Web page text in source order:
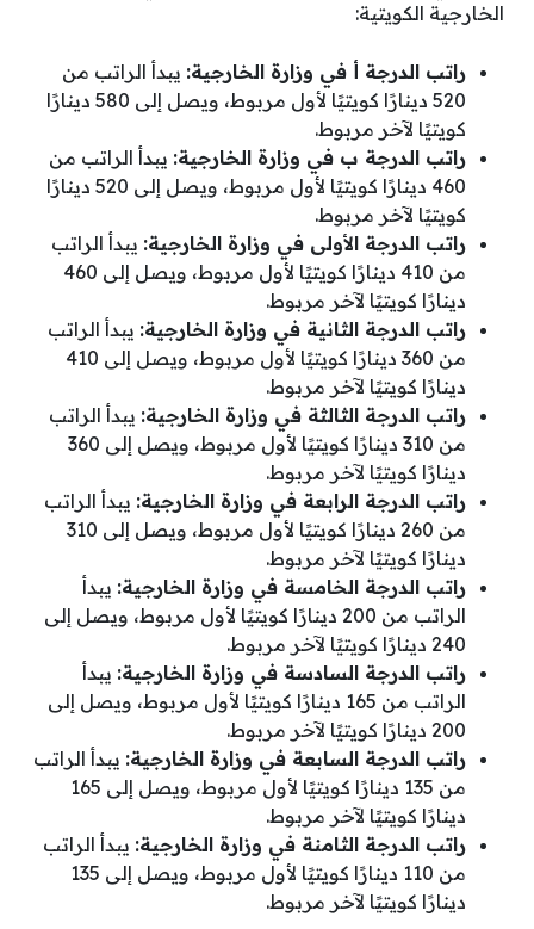
الخارجية الكويتية:
راتب الدرجة أ في وزارة الخارجية: يبدأ الراتب من
520 دينارًا كويتيًا لأول مربوط، ويصل إلى 580 دينارًا
كويتيًا لآخر مربوط.
راتب الدرجة ب في وزارة الخارجية: يبدأ الراتب من
460 دينارًا كويتيًا لأول مربوط، ويصل إلى 520 دينارًا
كويتيًا لآخر مربوط.
راتب الدرجة الأولى في وزارة الخارجية: يبدأ الراتب
من 410 دينارًا كويتيًا لأول مربوط، ويصل إلى 460
دينارًا كويتيًا لآخر مربوط.
راتب الدرجة الثانية في وزارة الخارجية: يبدأ الراتب
من 360 دينارًا كويتيًا لأول مربوط، ويصل إلى 410
دينارًا كويتيًا لآخر مربوط.
راتب الدرجة الثالثة في وزارة الخارجية: يبدأ الراتب
من 310 دينارًا كويتيًا لأول مربوط، ويصل إلى 360
دينارًا كويتيًا لآخر مربوط.
راتب الدرجة الرابعة في وزارة الخارجية: يبدأ الراتب
من 260 دينارًا كويتيًا لأول مربوط، ويصل إلى 310
دينارًا كويتيًا لآخر مربوط.
راتب الدرجة الخامسة في وزارة الخارجية: يبدأ
الراتب من 200 دينارًا كويتيًا لأول مربوط، ويصل إلى
240 دينارًا كويتيًا لآخر مربوط.
راتب الدرجة السادسة في وزارة الخارجية: يبدأ
الراتب من 165 دينارًا كويتيًا لأول مربوط، ويصل إلى
200 دينارًا كويتيًا لآخر مربوط.
راتب الدرجة السابعة في وزارة الخارجية: يبدأ الراتب
من 135 دينارًا كويتيًا لأول مربوط، ويصل إلى 165
دينارًا كويتيًا لآخر مربوط.
راتب الدرجة الثامنة في وزارة الخارجية: يبدأ الراتب
من 110 دينارًا كويتيًا لأول مربوط، ويصل إلى 135
دينارًا كويتيًا لآخر مربوط.